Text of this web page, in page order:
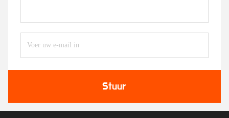
Stuur